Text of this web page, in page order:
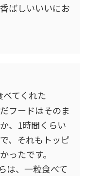
ばしいいいにお
べてくれた
フードはそのま
、1時間くらい
、それもトッピ
ったです。
は、一粒食べて